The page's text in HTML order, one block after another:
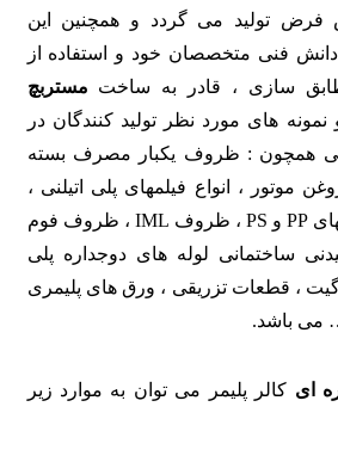
فرض تولید می گردد و همچنین این
فنی متخصصان خود و استفاده از
سازی ، قادر به ساخت مستربچ
های مورد نظر تولید کنندگان در
همچون : ظروف یکبار مصرف بسته
موتور ، انواع فیلمهای پلی اتیلنی ،
نایلون و نایلکس ، ورقهای PP و PS ، ظروف IML ، ظروف فوم
ساختمانی لوله های دوجداره پلی
، قطعات تزریقی ، ورق های پلیمری
می باشد.
ای کالر پلیمر می توان به موارد زیر